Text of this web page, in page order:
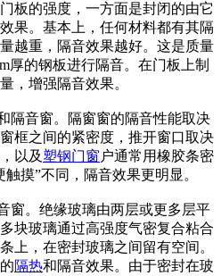
板的强度，一方面是封闭的由它
果。基本上，任何材料都有其隔
越重，隔音效果越好。这是质量
厚的钢板进行隔音。在门板上制
，增强隔音效果。
隔音窗。隔窗窗的隔音性能取决
框之间的紧密度，推开窗口取决
以及 塑钢门窗 户通常用橡胶条密
触摸”不同，隔音效果更明显。
窗。绝缘玻璃由两层或更多层平
块玻璃通过高强度气密复合粘合
上，在密封玻璃之间留有空间。
隔热和隔音效果。由于密封在玻